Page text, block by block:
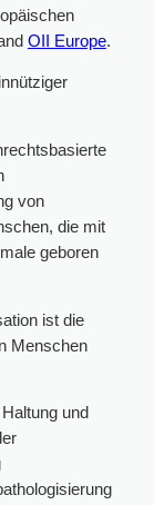
OII Europe.
von
die mit
geboren
ist die
Menschen
und